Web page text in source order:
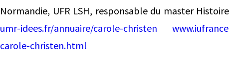
Normandie, UFR LSH, responsable du master
umr-idees.fr/annuaire/carole-christen
carole-christen.html